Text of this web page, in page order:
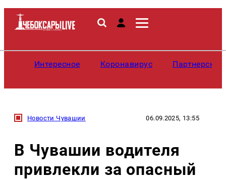
Интересное Коронавирус
Новости Чувашии 06.09.2025, 13:55
В Чувашии водителя
привлекли за опасный